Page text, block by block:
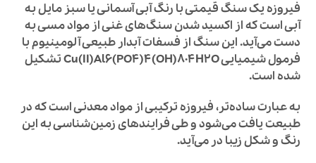
فیروزه یک سنگ قیمتی با رنگ آبی آسمانی یا سبز مایل به
آبی است که از اکسید شدن سنگ‌های غنی از مواد مسی به
دست می‌آید. این سنگ از فسفات آبدار طبیعی آلومینیوم با
فرمول شیمیایی Cu(II)Al6(PO4)4(OH)8·4H2O تشکیل
شده است.
به عبارت ساده‌تر، فیروزه ترکیبی از مواد معدنی است که در
طبیعت یافت می‌شود و طی فرایندهای زمین‌شناسی به این
رنگ و شکل زیبا در می‌آید.